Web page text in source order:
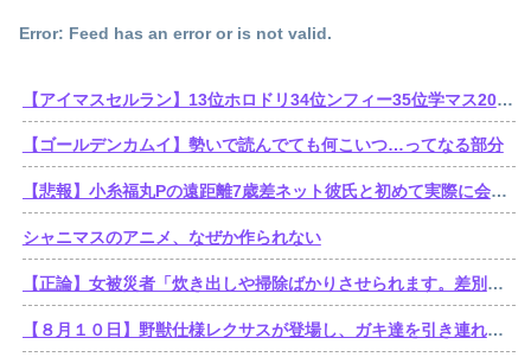
Error: Feed has an error or is not valid.
【アイマスセルラン】13位ホロドリ34位ンフィー35位学マス203位シャニソン403位アズールレーン404位ミリシタ517位デレステ
【ゴールデンカムイ】勢いで読んでても何こいつ…ってなる部分
【悲報】小糸福丸Pの遠距離7歳差ネット彼氏と初めて実際に会いに1泊2日東京へ→帰ってきて速攻お別れ報告
シャニマスのアニメ、なぜか作られない
【正論】女被災者「炊き出しや掃除ばかりさせられます。差別ですよね？」
【８月１０日】野獣仕様レクサスが登場し、ガキ達を引き連れてハーメルンの笛吹き状態となる （※動画あり）